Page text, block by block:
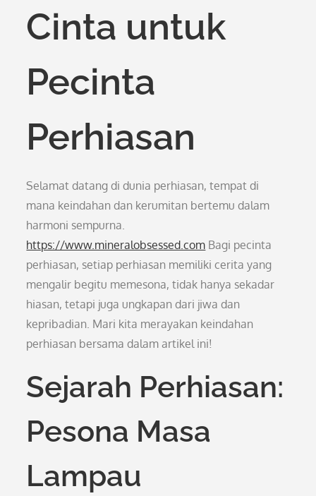
Cinta untuk
Pecinta
Perhiasan
Selamat datang di dunia perhiasan, tempat di
mana keindahan dan kerumitan bertemu dalam
harmoni sempurna.
https://www.mineralobsessed.com Bagi pecinta
perhiasan, setiap perhiasan memiliki cerita yang
mengalir begitu memesona, tidak hanya sekadar
hiasan, tetapi juga ungkapan dari jiwa dan
kepribadian. Mari kita merayakan keindahan
perhiasan bersama dalam artikel ini!
Sejarah Perhiasan:
Pesona Masa
Lampau